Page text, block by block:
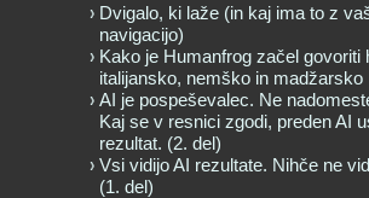
Dvigalo, ki laže (in kaj ima to z
navigacijo)
Kako je Humanfrog začel govoriti
italijansko, nemško in madžarsko
AI je pospeševalec. Ne
Kaj se v resnici zgodi, preden AI
rezultat. (2. del)
Vsi vidijo AI rezultate. Nihče ne
(1. del)